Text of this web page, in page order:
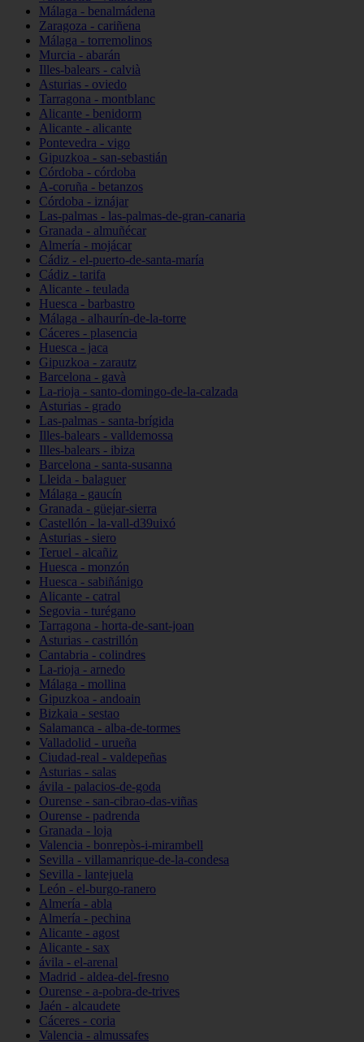
Málaga - benalmádena
Zaragoza - cariñena
Málaga - torremolinos
Murcia - abarán
Illes-balears - calvià
Asturias - oviedo
Tarragona - montblanc
Alicante - benidorm
Alicante - alicante
Pontevedra - vigo
Gipuzkoa - san-sebastián
Córdoba - córdoba
A-coruña - betanzos
Córdoba - iznájar
Las-palmas - las-palmas-de-gran-canaria
Granada - almuñécar
Almería - mojácar
Cádiz - el-puerto-de-santa-maría
Cádiz - tarifa
Alicante - teulada
Huesca - barbastro
Málaga - alhaurín-de-la-torre
Cáceres - plasencia
Huesca - jaca
Gipuzkoa - zarautz
Barcelona - gavà
La-rioja - santo-domingo-de-la-calzada
Asturias - grado
Las-palmas - santa-brígida
Illes-balears - valldemossa
Illes-balears - ibiza
Barcelona - santa-susanna
Lleida - balaguer
Málaga - gaucín
Granada - güejar-sierra
Castellón - la-vall-d39uixó
Asturias - siero
Teruel - alcañiz
Huesca - monzón
Huesca - sabiñánigo
Alicante - catral
Segovia - turégano
Tarragona - horta-de-sant-joan
Asturias - castrillón
Cantabria - colindres
La-rioja - arnedo
Málaga - mollina
Gipuzkoa - andoain
Bizkaia - sestao
Salamanca - alba-de-tormes
Valladolid - urueña
Ciudad-real - valdepeñas
Asturias - salas
ávila - palacios-de-goda
Ourense - san-cibrao-das-viñas
Ourense - padrenda
Granada - loja
Valencia - bonrepòs-i-mirambell
Sevilla - villamanrique-de-la-condesa
Sevilla - lantejuela
León - el-burgo-ranero
Almería - abla
Almería - pechina
Alicante - agost
Alicante - sax
ávila - el-arenal
Madrid - aldea-del-fresno
Ourense - a-pobra-de-trives
Jaén - alcaudete
Cáceres - coria
Valencia - almussafes